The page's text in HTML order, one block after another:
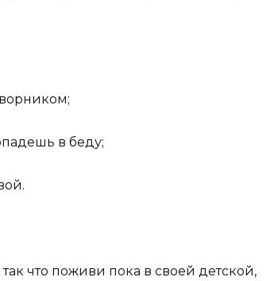
в беду;
что поживи пока в своей детской,